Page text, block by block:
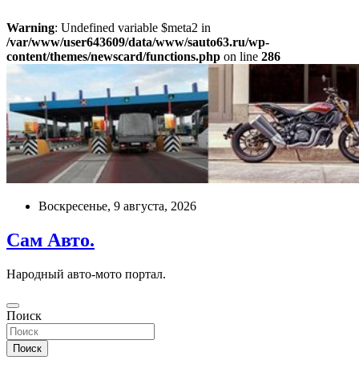
Warning: Undefined variable $meta2 in
/var/www/user643609/data/www/sauto63.ru/wp-
content/themes/newscard/functions.php on line 286
Перейти
содержимому
Воскресенье, 9 августа, 2026
Сам Авто.
Народный авто-мото портал.
Поиск
Поиск